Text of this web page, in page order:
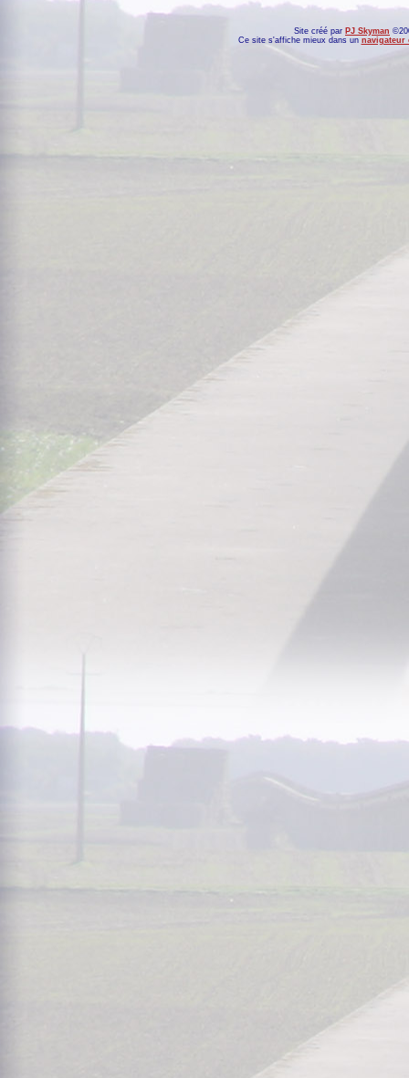
Site créé par PJ Skyman
Ce site s'affiche mieux dans un navigateur